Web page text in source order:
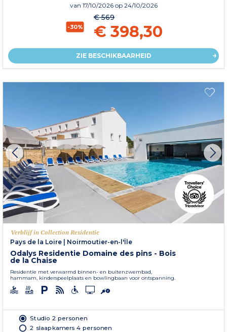
van 17/10/2026 op 24/10/2026
-30%
€ 569
€ 398,30
ZIE BESCHIKBAARHEID
Verblijf in Collection Residentie
Pays de la Loire | Noirmoutier-en-l'Île
Odalys Residentie Domaine des pins - Bois
de la Chaise
Residentie met verwarmd binnen- en buitenzwembad,
hammam, kinderspeelplaats en bowlingbaan voor ontspanning.
Studio 2 personen
2 slaapkamers 4 personen